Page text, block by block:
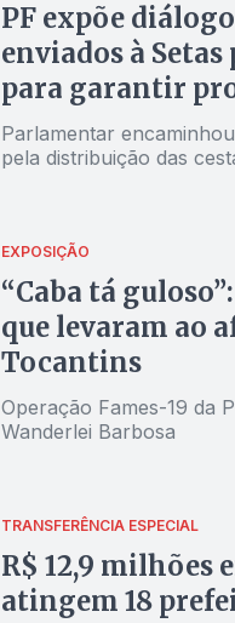
PF expõe
enviados à
para garantir
básicas
Parlamentar
pela distribuição das
EXPOSIÇÃO
“Caba tá
que levaram ao
Tocantins
Operação Fames-19 da
Wanderlei Barbosa
TRANSFERÊNCIA ESPECIAL
R$ 12,9 milhões
atingem 18